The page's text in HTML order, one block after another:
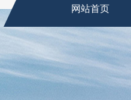
网站首页